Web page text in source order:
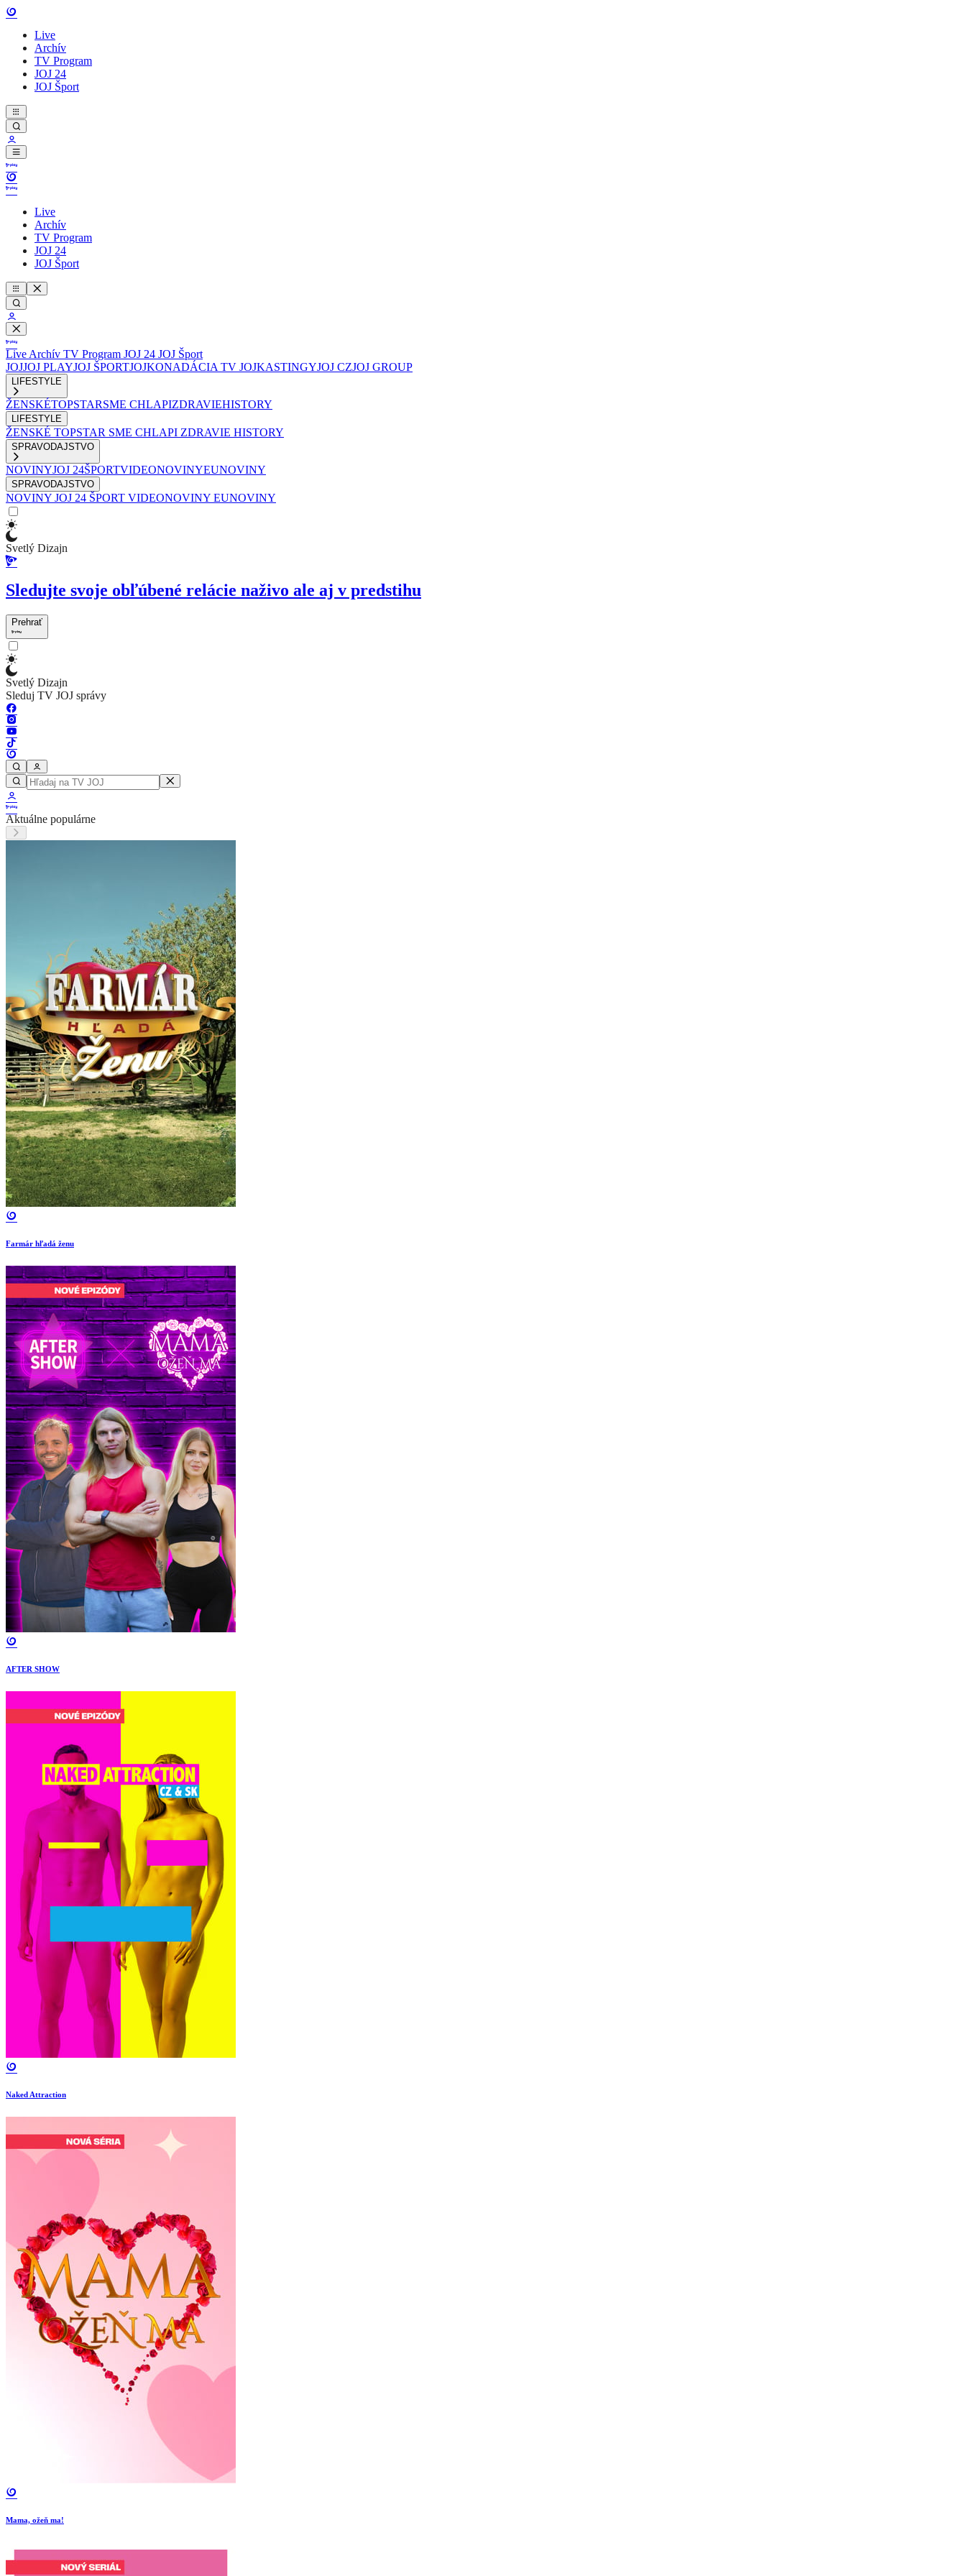
Live
Archív
TV Program
JOJ 24
JOJ Šport
Live
Archív
TV Program
JOJ 24
JOJ Šport
Live Archív TV Program JOJ 24 JOJ Šport
JOJJOJ PLAYJOJ ŠPORTJOJKONADÁCIA TV JOJKASTINGYJOJ CZJOJ GROUP
LIFESTYLE
ŽENSKÉTOPSTARSME CHLAPIZDRAVIEHISTORY
LIFESTYLE
ŽENSKÉ TOPSTAR SME CHLAPI ZDRAVIE HISTORY
SPRAVODAJSTVO
NOVINYJOJ 24ŠPORTVIDEONOVINYEUNOVINY
SPRAVODAJSTVO
NOVINY JOJ 24 ŠPORT VIDEONOVINY EUNOVINY
Svetlý Dizajn
Sledujte svoje obľúbené relácie naživo ale aj v predstihu
Prehrať
Svetlý Dizajn
Sleduj TV JOJ správy
Aktuálne populárne
Farmár hľadá ženu
AFTER SHOW
Naked Attraction
Mama, ožeň ma!